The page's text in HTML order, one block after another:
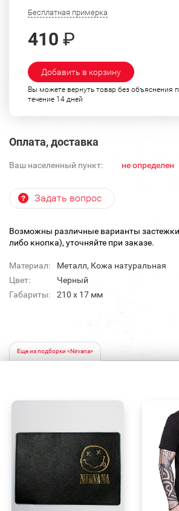
Бесплатная примерка
410 ₽
Добавить в корзину
Вы можете вернуть товар без объяснения
течение 14 дней
Оплата, доставка
Ваш населенный пункт: не определен
Задать вопрос
Возможны различные варианты
либо кнопка), уточняйте при заказе.
Материал:
Металл, Кожа натуральная
Цвет:
Черный
Габариты:
210 x 17 мм
Еще из подборки «Nirvana»